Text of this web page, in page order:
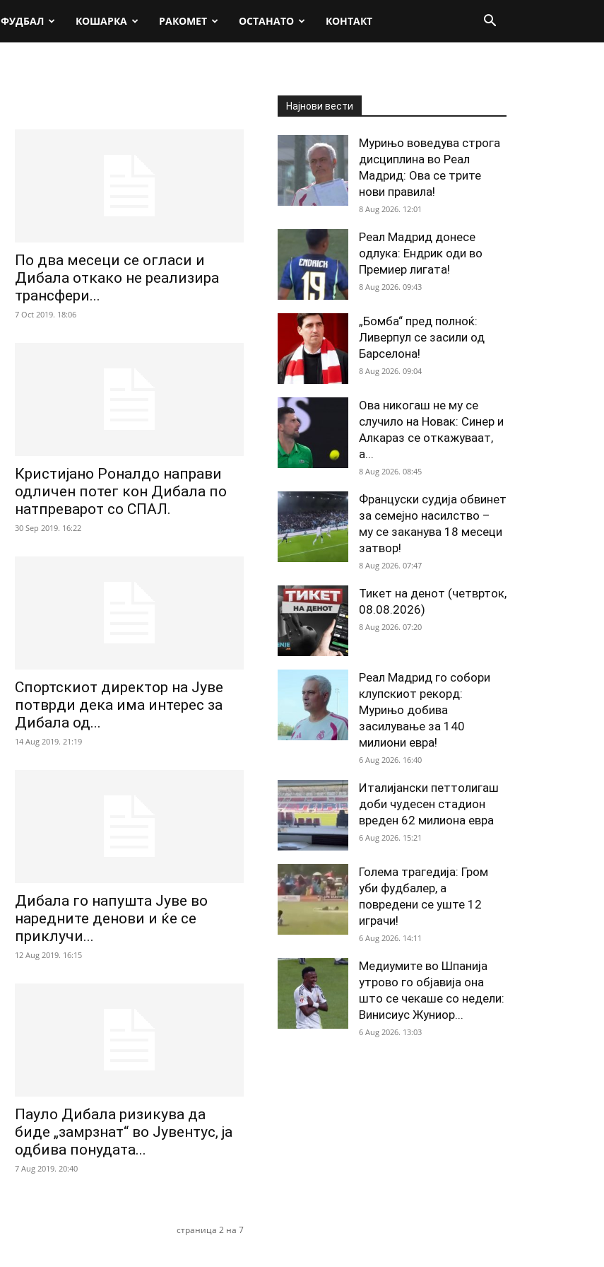
ФУДБАЛ КОШАРКА РАКОМЕТ ОСТАНАТО КОНТАКТ
По два месеци се огласи и
Дибала откако не реализира
трансфери...
7 Oct 2019. 18:06
Кристиjано Роналдо направи
одличен потег кон Дибала по
натпреварот со СПАЛ.
30 Sep 2019. 16:22
Спортскиот директор на Јуве
потврди дека има интерес за
Дибала од...
14 Aug 2019. 21:19
Дибала го напушта Јуве во
наредните денови и ќе се
приклучи...
12 Aug 2019. 16:15
Пауло Дибала ризикува да
биде „замрзнат“ во Јувентус, ја
одбива понудата...
7 Aug 2019. 20:40
страница 2 на 7
Најнови вести
Мурињо воведува строга
дисциплина во Реал
Мадрид: Ова се трите
нови правила!
8 Aug 2026. 12:01
Реал Мадрид донесе
одлука: Ендрик оди во
Премиер лигата!
8 Aug 2026. 09:43
„Бомба“ пред полноќ:
Ливерпул се засили од
Барселона!
8 Aug 2026. 09:04
Ова никогаш не му се
случило на Новак: Синер и
Алкараз се откажуваат,
а...
8 Aug 2026. 08:45
Француски судија обвинет
за семејно насилство –
му се заканува 18 месеци
затвор!
8 Aug 2026. 07:47
Тикет на денот (четврток,
08.08.2026)
8 Aug 2026. 07:20
Реал Мадрид го собори
клупскиот рекорд:
Мурињо добива
засилување за 140
милиони евра!
6 Aug 2026. 16:40
Италијански петтолигаш
доби чудесен стадион
вреден 62 милиона евра
6 Aug 2026. 15:21
Голема трагедија: Гром
уби фудбалер, а
повредени се уште 12
играчи!
6 Aug 2026. 14:11
Медиумите во Шпанија
утрово го објавија она
што се чекаше со недели:
Винисиус Жуниор...
6 Aug 2026. 13:03